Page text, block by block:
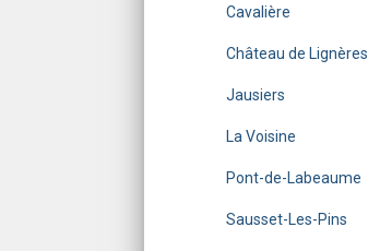
Cavalière
Château de Lignères
Jausiers
La Voisine
Pont-de-Labeaume
Sausset-Les-Pins